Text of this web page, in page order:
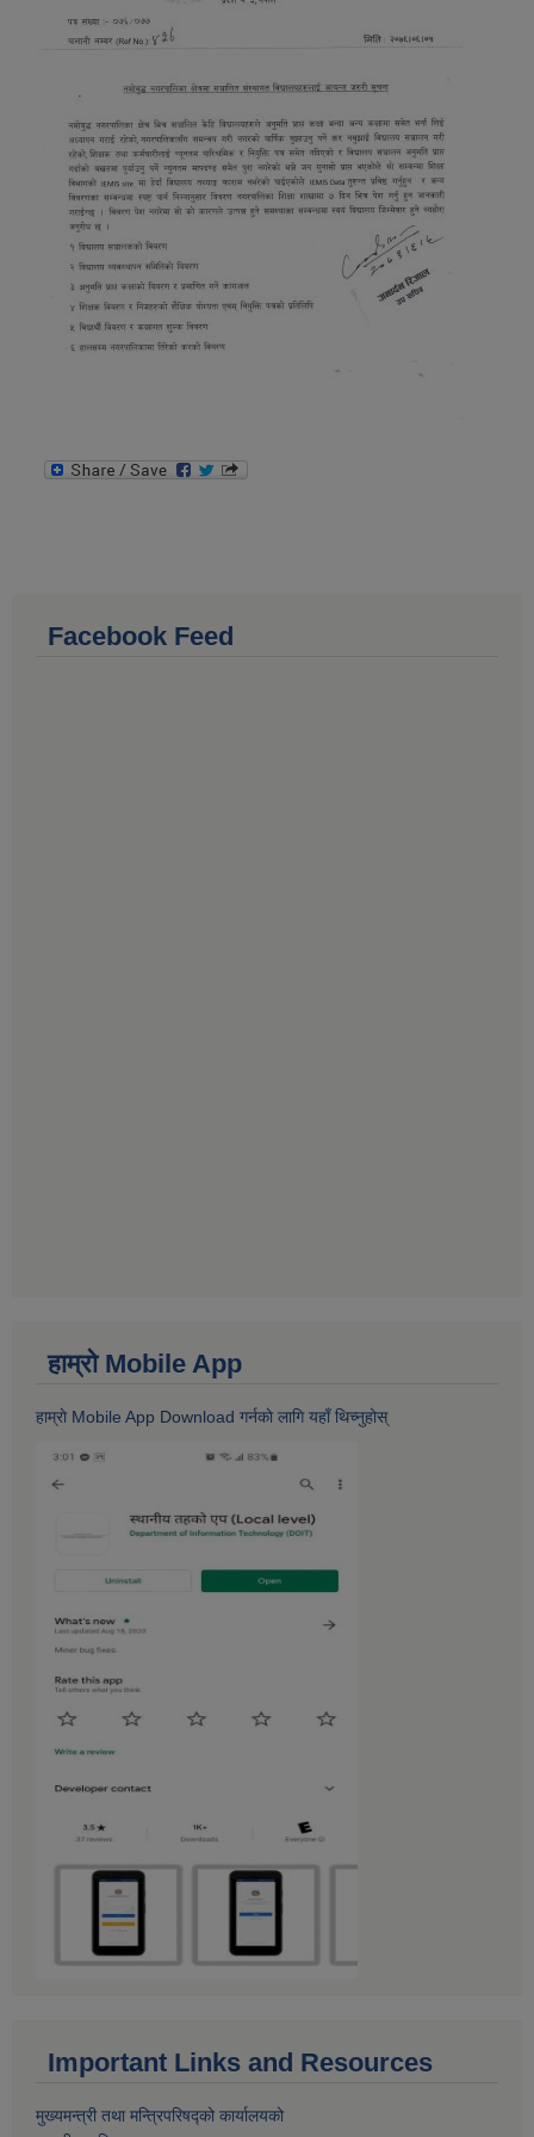
Facebook Feed
हाम्राे Mobile App
हाम्राे Mobile App Download गर्नकाे लागि यहाँ थिच्नुहोस्‌
Important Links and Resources
मुख्यमन्त्री तथा मन्त्रिपरिषद्को कार्यालयको